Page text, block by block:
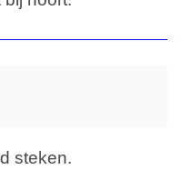
steken.